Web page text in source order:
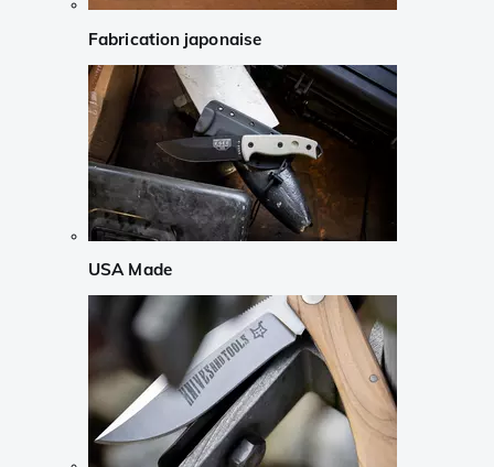
Fabrication japonaise
USA Made